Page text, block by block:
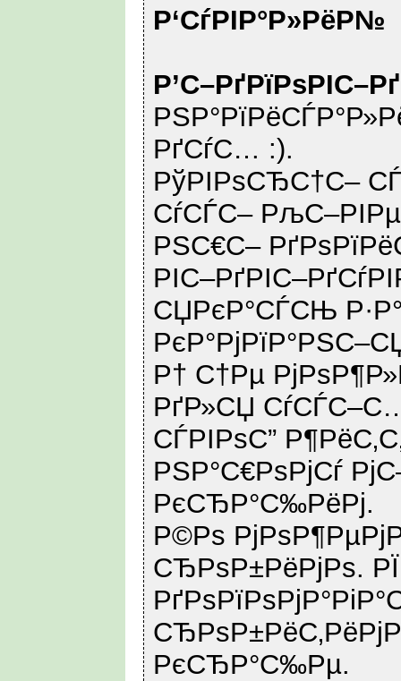
Р‘СѓРІР°Р»РёР№
РґСѓС… :).
РўРІРѕСЂС†С–
СѓСЃС–
РЅС€С–
СЏРєР°СЃСЊ
Р† С†Рµ
РґР»СЏ
СЃРІРѕС”
РЅР°С€РѕРјСѓ
РєСЂР°С‰РёРј.
Р©Рѕ
СЂРѕР±РёРјРѕ.
РєСЂР°С‰Рµ.